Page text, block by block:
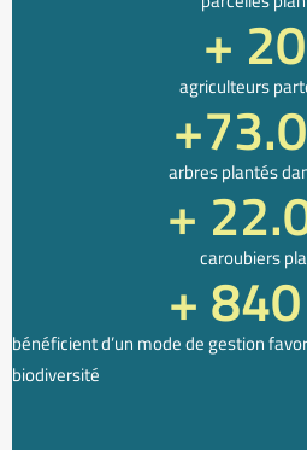
agriculteurs
+
arbres plantés
+
caroubiers
+
bénéficient d’un mode de gestion
biodiversité
+ 840